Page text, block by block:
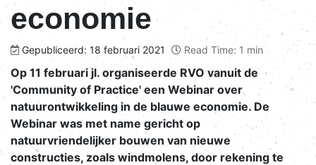
economie
Gepubliceerd: 18 februari 2021 Read Time: 1 min
Op 11 februari jl. organiseerde RVO vanuit de
'Community of Practice' een Webinar over
natuurontwikkeling in de blauwe economie. De
Webinar was met name gericht op
natuurvriendelijker bouwen van nieuwe
constructies, zoals windmolens, door rekening te